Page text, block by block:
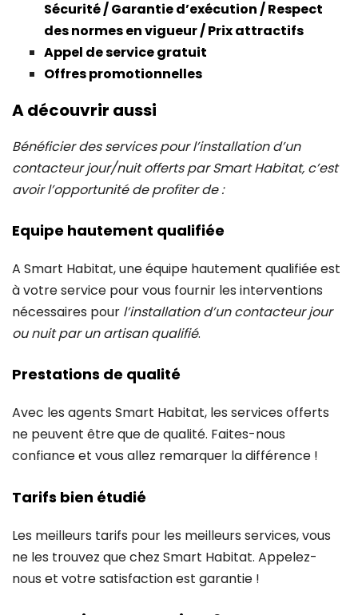
Sécurité / Garantie d’exécution / Respect
des normes en vigueur / Prix attractifs
Appel de service gratuit
Offres promotionnelles
A découvrir aussi
Bénéficier des services pour l’installation d’un
contacteur jour/nuit offerts par Smart Habitat, c’est
avoir l’opportunité de profiter de :
Equipe hautement qualifiée
A Smart Habitat, une équipe hautement qualifiée est
à votre service pour vous fournir les interventions
nécessaires pour l’installation d’un contacteur jour
ou nuitpar un artisan qualifié.
Prestations de qualité
Avec les agents Smart Habitat, les services offerts
ne peuvent être que de qualité. Faites-nous
confiance et vous allez remarquer la différence !
Tarifs bien étudié
Les meilleurs tarifs pour les meilleurs services, vous
ne les trouvez que chez Smart Habitat. Appelez-
nous et votre satisfaction est garantie !